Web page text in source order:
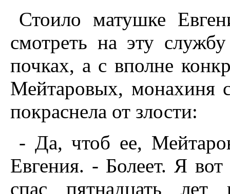
Стоило матушке
смотреть на эту
почках, а с вполне
Мейтаровых, монахиня
покраснела от злости:
- Да, чтоб ее,
Евгения. - Болеет. Я
спас пятнадцать лет